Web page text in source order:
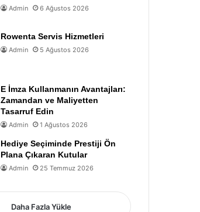
Admin 6 Ağustos 2026
Rowenta Servis Hizmetleri
Admin 5 Ağustos 2026
E İmza Kullanmanın Avantajları:
Zamandan ve Maliyetten
Tasarruf Edin
Admin 1 Ağustos 2026
Hediye Seçiminde Prestiji Ön
Plana Çıkaran Kutular
Admin 25 Temmuz 2026
Daha Fazla Yükle